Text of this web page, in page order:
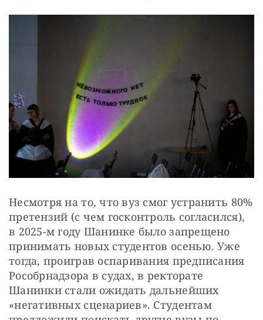
Несмотря на то, что вуз смог устранить 80%
претензий (с чем госконтроль согласился),
в 2025-м году Шанинке было запрещено
принимать новых студентов осенью. Уже
тогда, проиграв оспаривания предписания
Рособрнадзора в судах, в ректорате
Шанинки стали ожидать дальнейших
«негативных сценариев». Студентам